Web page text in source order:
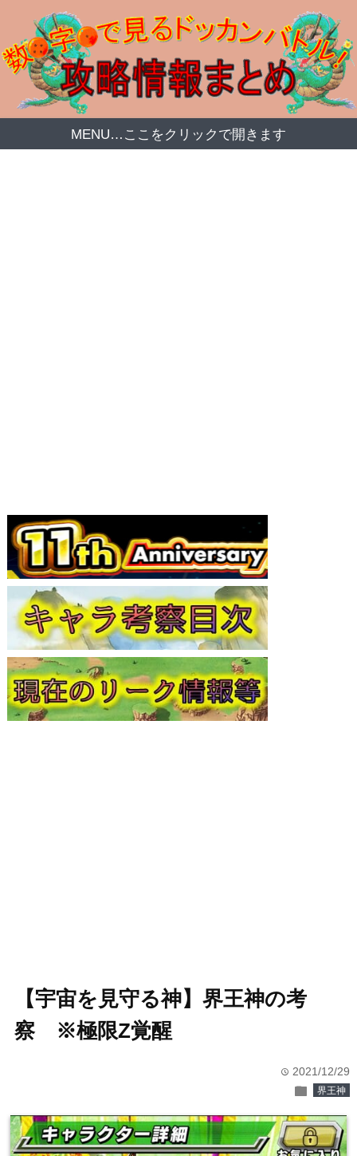
MENU…ここをクリックで開きます
【宇宙を見守る神】界王神の考
察 ※極限Z覚醒
time 2021/12/29
folder 界王神